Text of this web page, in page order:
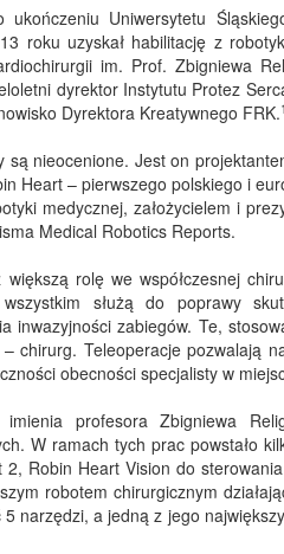
ukończeniu Uniwersytetu
roku uzyskał habilitację z
im. Prof. Zbigniewa
dyrektor Instytutu Protez
Dyrektora Kreatywnego FRK.1
są nieocenione. Jest on
Heart – pierwszego polskiego i
medycznej, założycielem i
Medical Robotics Reports.
rolę we współczesnej
służą do poprawy
inwazyjności zabiegów. Te,
chirurg. Teleoperacje pozwalają
obecności specjalisty w
imienia profesora Zbigniewa
W ramach tych prac powstało
Robin Heart Vision do
robotem chirurgicznym
narzędzi, a jedną z jego